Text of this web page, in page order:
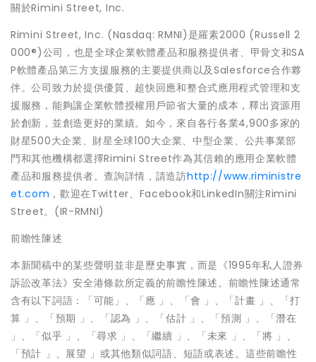
關於Rimini Street, Inc.
Rimini Street, Inc. (Nasdaq: RMNI)是羅素2000 (Russell 2
000®)公司，也是全球企業軟體產品和服務提供者、甲骨文和SA
P軟體產品第三方支援服務的主要提供商以及Salesforce合作夥
伴。公司致力於提供優質、超快回應和整合式應用程式管理和支
援服務，能夠讓企業軟體授權用戶節省大量的成本，釋出資源用
於創新，並創造更好的業績。如今，來自各行各業4,900多家的
財星500大企業、財星全球100大企業、中型企業、公共事業部
門和其他機構都選擇Rimini Street作為其信賴的應用企業軟體
產品和服務提供者。查詢詳情，請造訪http://www.riministre
et.com ，歡迎在Twitter、Facebook和LinkedIn關注Rimini
Street。(IR-RMNI)
前瞻性陳述
本新聞稿中的某些聲明並非是歷史事實，而是《1995年私人證券
訴訟改革法》安全港條款所定義的前瞻性陳述。前瞻性陳述通常
含有以下詞語：「可能」、「應 」、「會 」、「計畫 」、「打
算 」、「預期 」、「認為 」、「估計 」、「預測 」、「潛在
」、「似乎 」、「尋求 」、「繼續 」、「未來 」、「將 」、
「預計 」、展望 」或其他類似詞語、短語或表述。這些前瞻性